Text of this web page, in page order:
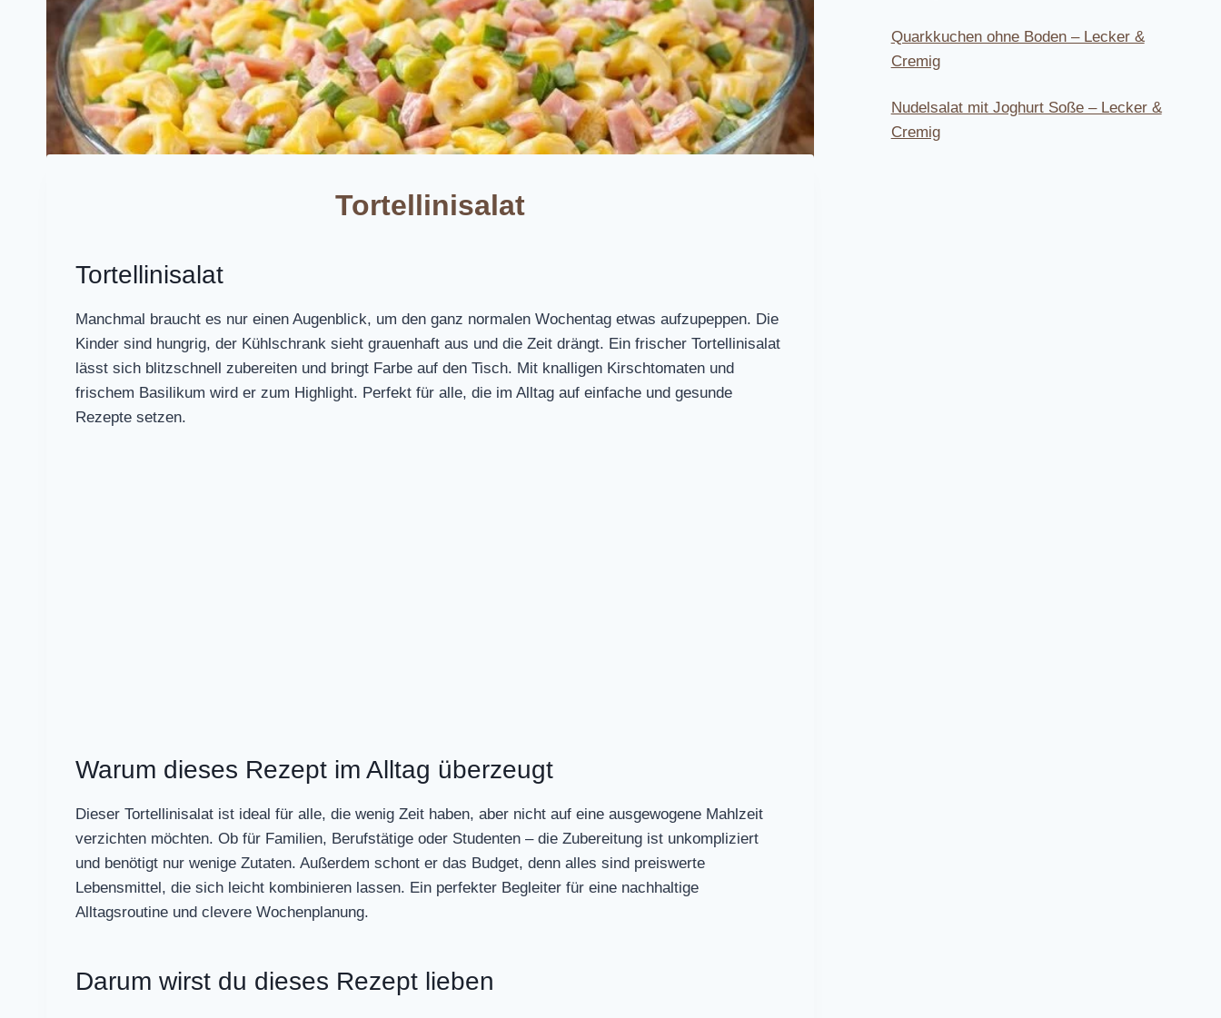
Tortellinisalat
Tortellinisalat
Manchmal braucht es nur einen Augenblick, um den ganz normalen Wochentag etwas aufzupeppen. Die
Kinder sind hungrig, der Kühlschrank sieht grauenhaft aus und die Zeit drängt. Ein frischer Tortellinisalat
lässt sich blitzschnell zubereiten und bringt Farbe auf den Tisch. Mit knalligen Kirschtomaten und
frischem Basilikum wird er zum Highlight. Perfekt für alle, die im Alltag auf einfache und gesunde
Rezepte setzen.
Warum dieses Rezept im Alltag überzeugt
Dieser Tortellinisalat ist ideal für alle, die wenig Zeit haben, aber nicht auf eine ausgewogene Mahlzeit
verzichten möchten. Ob für Familien, Berufstätige oder Studenten – die Zubereitung ist unkompliziert
und benötigt nur wenige Zutaten. Außerdem schont er das Budget, denn alles sind preiswerte
Lebensmittel, die sich leicht kombinieren lassen. Ein perfekter Begleiter für eine nachhaltige
Alltagsroutine und clevere Wochenplanung.
Darum wirst du dieses Rezept lieben
Quarkkuchen ohne Boden – Lecker &
Cremig
Nudelsalat mit Joghurt Soße – Lecker &
Cremig